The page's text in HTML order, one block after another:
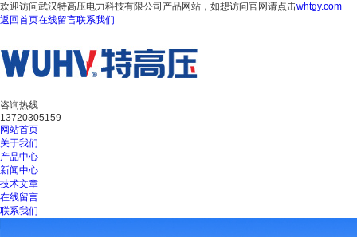
欢迎访问武汉特高压电力科技有限公司产品网站，如想访问官网请点击whtgy.com
返回首页在线留言联系我们
咨询热线
13720305159
网站首页
关于我们
产品中心
新闻中心
技术文章
在线留言
联系我们